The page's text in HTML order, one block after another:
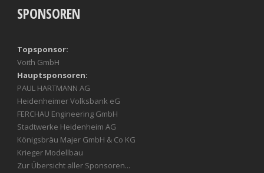
SPONSOREN
Topsponsor:
Voith GmbH
Hauptsponsoren:
PAUL HARTMANN AG
Heidenheimer Volksbank eG
FERCHAU Engineering GmbH
Stadtwerke Heidenheim AG
Königsbräu Majer GmbH & Co KG
Krieger Modellbau
Zur Übersicht aller Sponsoren...